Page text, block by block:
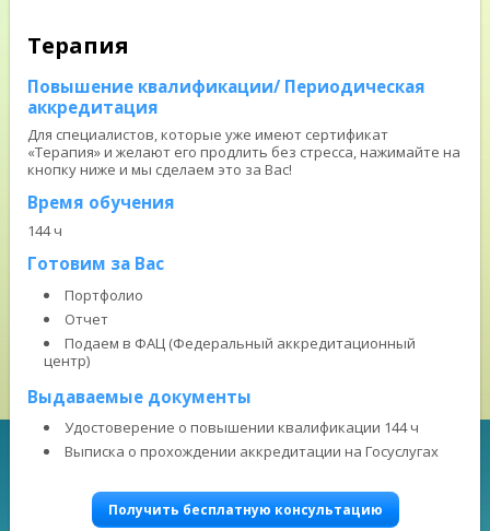
Терапия
Повышение квалификации/ Периодическая
аккредитация
Для специалистов, которые уже имеют сертификат
«Терапия» и желают его продлить без стресса, нажимайте на
кнопку ниже и мы сделаем это за Вас!
Время обучения
144 ч
Готовим за Вас
Портфолио
Отчет
Подаем в ФАЦ (Федеральный аккредитационный
центр)
Выдаваемые документы
Удостоверение о повышении квалификации 144 ч
Выписка о прохождении аккредитации на Госуслугах
Получить бесплатную консультацию